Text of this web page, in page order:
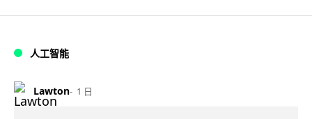
人工智能
Lawton 1 日